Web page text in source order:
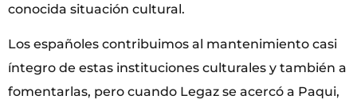
conocida situación cultural.
Los españoles contribuimos al mantenimiento casi
íntegro de estas instituciones culturales y también a
fomentarlas, pero cuando Legaz se acercó a Paqui,